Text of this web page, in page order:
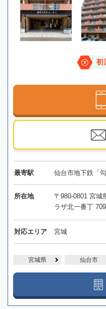
初
最寄駅 仙台市地下鉄「
所在地
〒980-0801 宮城
ラザ北一番丁
対応エリア 宮城
宮城県 仙台市